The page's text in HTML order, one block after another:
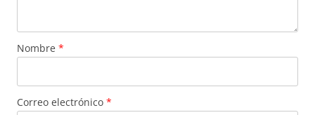
Nombre *
Correo electrónico *